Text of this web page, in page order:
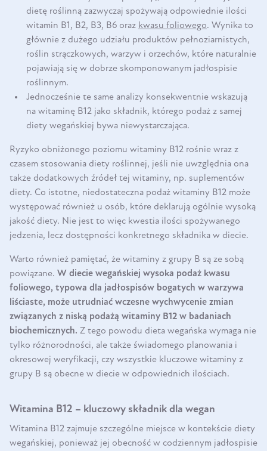
dietę roślinną zazwyczaj spożywają odpowiednie ilości
witamin B1, B2, B3, B6 oraz kwasu foliowego. Wynika to
głównie z dużego udziału produktów pełnoziarnistych,
roślin strączkowych, warzyw i orzechów, które naturalnie
pojawiają się w dobrze skomponowanym jadłospisie
roślinnym.
Jednocześnie te same analizy konsekwentnie wskazują
na witaminę B12 jako składnik, którego podaż z samej
diety wegańskiej bywa niewystarczająca.
Ryzyko obniżonego poziomu witaminy B12 rośnie wraz z
czasem stosowania diety roślinnej, jeśli nie uwzględnia ona
także dodatkowych źródeł tej witaminy, np. suplementów
diety. Co istotne, niedostateczna podaż witaminy B12 może
występować również u osób, które deklarują ogólnie wysoką
jakość diety. Nie jest to więc kwestia ilości spożywanego
jedzenia, lecz dostępności konkretnego składnika w diecie.
Warto również pamiętać, że witaminy z grupy B są ze sobą
powiązane. W diecie wegańskiej wysoka podaż kwasu
foliowego, typowa dla jadłospisów bogatych w warzywa
liściaste, może utrudniać wczesne wychwycenie zmian
związanych z niską podażą witaminy B12 w badaniach
biochemicznych. Z tego powodu dieta wegańska wymaga nie
tylko różnorodności, ale także świadomego planowania i
okresowej weryfikacji, czy wszystkie kluczowe witaminy z
grupy B są obecne w diecie w odpowiednich ilościach.
Witamina B12 – kluczowy składnik dla wegan
Witamina B12 zajmuje szczególne miejsce w kontekście diety
wegańskiej, ponieważ jej obecność w codziennym jadłospisie